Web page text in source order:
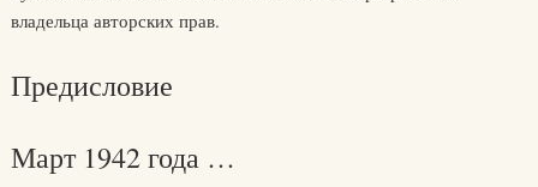
владельца авторских прав.
Предисловие
Март 1942 года …